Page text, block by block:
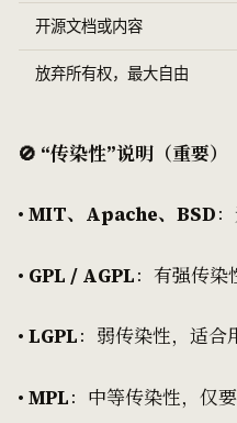
开源文档或内容
放弃所有权，最大自由
🚫 “传染性”说明（重要）
• MIT、Apache、BSD
• GPL / AGPL：有强传染
• LGPL：弱传染性，适合
• MPL：中等传染性，仅